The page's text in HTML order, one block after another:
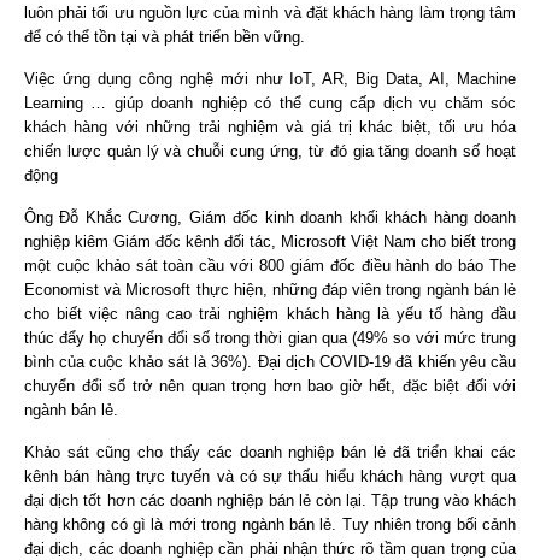
luôn phải tối ưu nguồn lực của mình và đặt khách hàng làm trọng tâm
để có thể tồn tại và phát triển bền vững.
Việc ứng dụng công nghệ mới như IoT, AR, Big Data, AI, Machine
Learning … giúp doanh nghiệp có thể cung cấp dịch vụ chăm sóc
khách hàng với những trải nghiệm và giá trị khác biệt, tối ưu hóa
chiến lược quản lý và chuỗi cung ứng, từ đó gia tăng doanh số hoạt
động
Ông Đỗ Khắc Cương, Giám đốc kinh doanh khối khách hàng doanh
nghiệp kiêm Giám đốc kênh đối tác, Microsoft Việt Nam cho biết trong
một cuộc khảo sát toàn cầu với 800 giám đốc điều hành do báo The
Economist và Microsoft thực hiện, những đáp viên trong ngành bán lẻ
cho biết việc nâng cao trải nghiệm khách hàng là yếu tố hàng đầu
thúc đẩy họ chuyển đổi số trong thời gian qua (49% so với mức trung
bình của cuộc khảo sát là 36%). Đại dịch COVID-19 đã khiến yêu cầu
chuyển đổi số trở nên quan trọng hơn bao giờ hết, đặc biệt đối với
ngành bán lẻ.
Khảo sát cũng cho thấy các doanh nghiệp bán lẻ đã triển khai các
kênh bán hàng trực tuyến và có sự thấu hiểu khách hàng vượt qua
đại dịch tốt hơn các doanh nghiệp bán lẻ còn lại. Tập trung vào khách
hàng không có gì là mới trong ngành bán lẻ. Tuy nhiên trong bối cảnh
đại dịch, các doanh nghiệp cần phải nhận thức rõ tầm quan trọng của